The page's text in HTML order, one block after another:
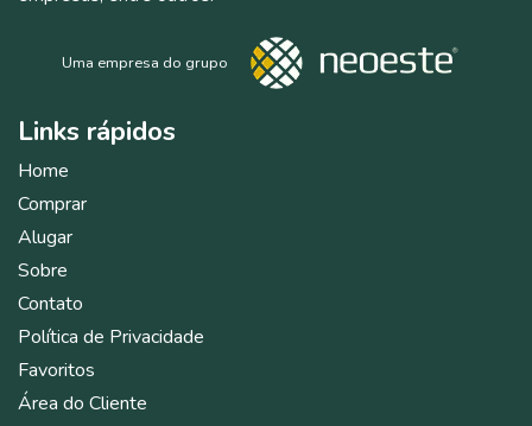
Uma empresa do grupo
Links rápidos
Home
Comprar
Alugar
Sobre
Contato
Política de Privacidade
Favoritos
Área do Cliente